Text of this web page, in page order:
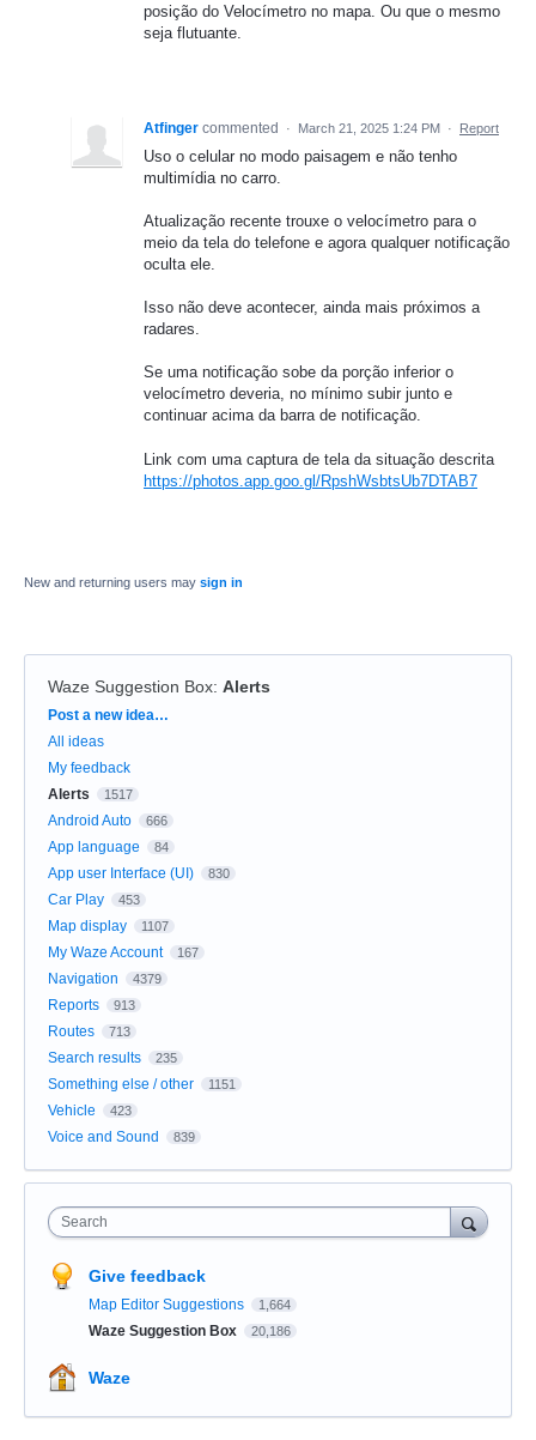
posição do Velocímetro no mapa. Ou que o mesmo
seja flutuante.
Atfinger commented · March 21, 2025 1:24 PM · Report
Uso o celular no modo paisagem e não tenho
multimídia no carro.
Atualização recente trouxe o velocímetro para o
meio da tela do telefone e agora qualquer notificação
oculta ele.
Isso não deve acontecer, ainda mais próximos a
radares.
Se uma notificação sobe da porção inferior o
velocímetro deveria, no mínimo subir junto e
continuar acima da barra de notificação.
Link com uma captura de tela da situação descrita
https://photos.app.goo.gl/RpshWsbtsUb7DTAB7
New and returning users may sign in
Waze Suggestion Box: Alerts
Categories
Post a new idea…
All ideas
My feedback
Alerts
1517
Android Auto 666
App language 84
App user Interface (UI) 830
Car Play 453
Map display 1107
My Waze Account 167
Navigation 4379
Reports 913
Routes 713
Search results 235
Something else / other 1151
Vehicle 423
Voice and Sound 839
Search
Give feedback
Map Editor Suggestions 1,664
Waze Suggestion Box 20,186
Waze